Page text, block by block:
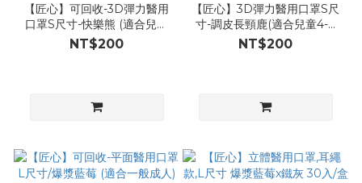
【匠心】可回收-3D彈力醫用
口罩S尺寸-快樂熊 (適合兒童
4-8歲) 每盒50入
NT$200
【匠心】3D彈力醫用口罩S尺
寸-調皮長頸鹿(適合兒童4-8
歲) 每盒50入
NT$200